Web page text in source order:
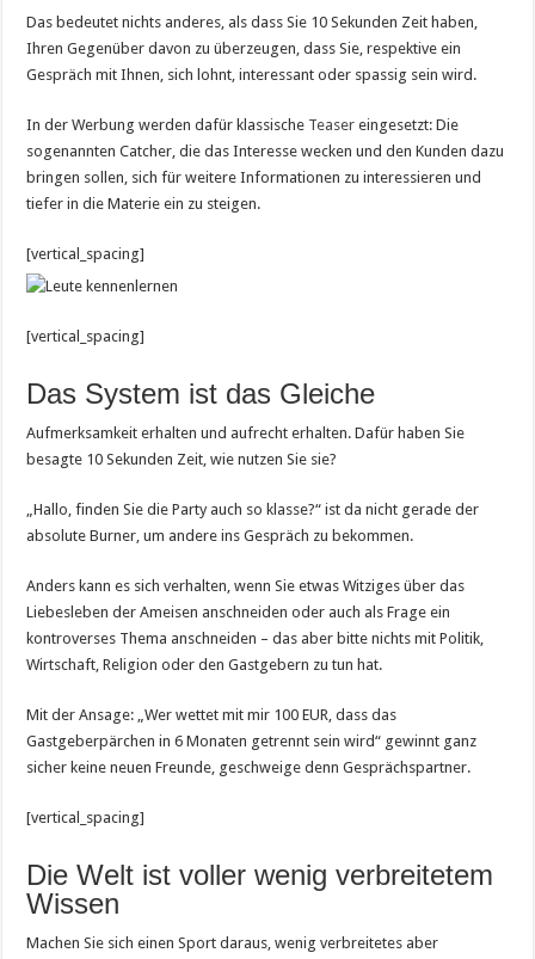
Das bedeutet nichts anderes, als dass Sie 10 Sekunden Zeit haben,
Ihren Gegenüber davon zu überzeugen, dass Sie, respektive ein
Gespräch mit Ihnen, sich lohnt, interessant oder spassig sein wird.
In der Werbung werden dafür klassische Teaser eingesetzt: Die
sogenannten Catcher, die das Interesse wecken und den Kunden dazu
bringen sollen, sich für weitere Informationen zu interessieren und
tiefer in die Materie ein zu steigen.
[vertical_spacing]
[vertical_spacing]
Das System ist das Gleiche
Aufmerksamkeit erhalten und aufrecht erhalten. Dafür haben Sie
besagte 10 Sekunden Zeit, wie nutzen Sie sie?
„Hallo, finden Sie die Party auch so klasse?“ ist da nicht gerade der
absolute Burner, um andere ins Gespräch zu bekommen.
Anders kann es sich verhalten, wenn Sie etwas Witziges über das
Liebesleben der Ameisen anschneiden oder auch als Frage ein
kontroverses Thema anschneiden – das aber bitte nichts mit Politik,
Wirtschaft, Religion oder den Gastgebern zu tun hat.
Mit der Ansage: „Wer wettet mit mir 100 EUR, dass das
Gastgeberpärchen in 6 Monaten getrennt sein wird“ gewinnt ganz
sicher keine neuen Freunde, geschweige denn Gesprächspartner.
[vertical_spacing]
Die Welt ist voller wenig verbreitetem
Wissen
Machen Sie sich einen Sport daraus, wenig verbreitetes aber